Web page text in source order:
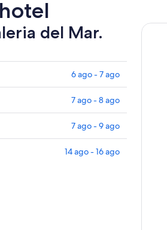
del Mar.
6 ago - 7 ago
7 ago - 8 ago
7 ago - 9 ago
14 ago - 16 ago